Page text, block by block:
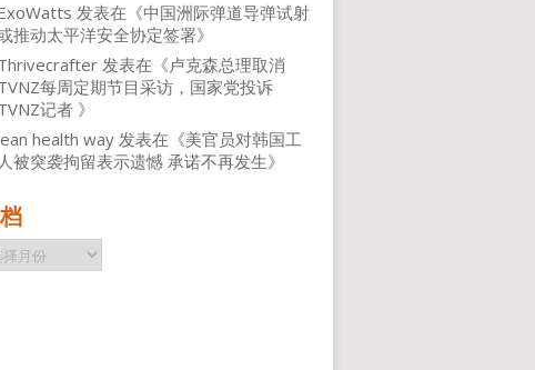
发表在《中国洲际弹道导弹试射
推动太平洋安全协定签署》
发表在《卢克森总理取消
每周定期节目采访，国家党投诉
记者 》
health way发表在《美官员对韩国工
人被突袭拘留表示遗憾 承诺不再发生》